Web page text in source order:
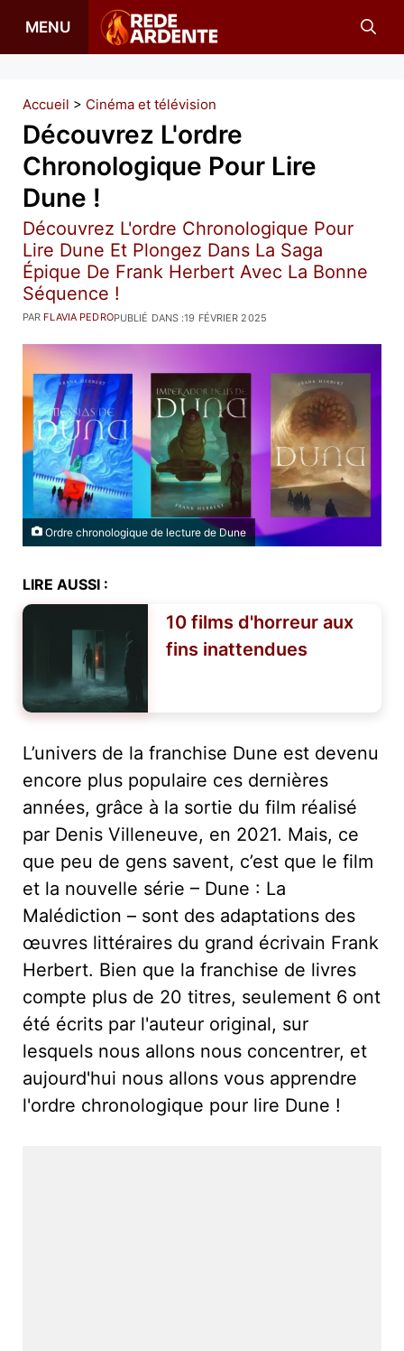
MENU
Accueil > Cinéma et télévision
Découvrez L'ordre
Chronologique Pour Lire
Dune !
Découvrez L'ordre Chronologique Pour
Lire Dune Et Plongez Dans La Saga
Épique De Frank Herbert Avec La Bonne
Séquence !
PUBLIÉ DANS :19 FÉVRIER 2025
PAR FLAVIA PEDRO
Ordre chronologique de lecture de Dune
LIRE AUSSI :
10 films d'horreur aux
fins inattendues
L’univers de la franchise Dune est devenu
encore plus populaire ces dernières
années, grâce à la sortie du film réalisé
par Denis Villeneuve, en 2021. Mais, ce
que peu de gens savent, c’est que le film
et la nouvelle série – Dune : La
Malédiction – sont des adaptations des
œuvres littéraires du grand écrivain Frank
Herbert. Bien que la franchise de livres
compte plus de 20 titres, seulement 6 ont
été écrits par l'auteur original, sur
lesquels nous allons nous concentrer, et
aujourd'hui nous allons vous apprendre
l'ordre chronologique pour lire Dune !